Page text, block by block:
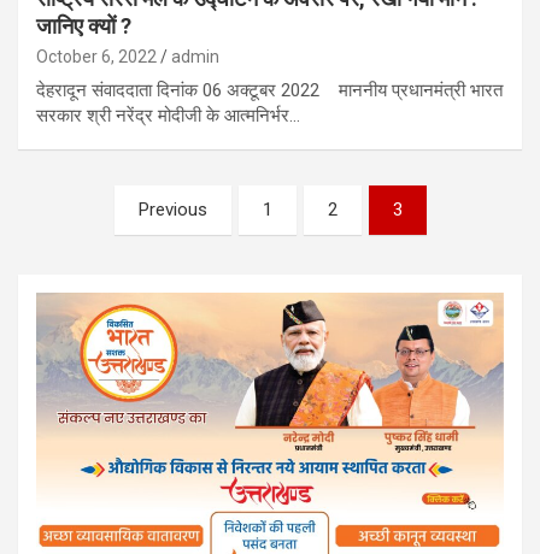
जानिए क्यों ?
October 6, 2022 admin
देहरादून संवाददाता दिनांक 06 अक्टूबर 2022 माननीय प्रधानमंत्री भारत
सरकार श्री नरेंद्र मोदीजी के आत्मनिर्भर…
pagination
Previous 1 2 3